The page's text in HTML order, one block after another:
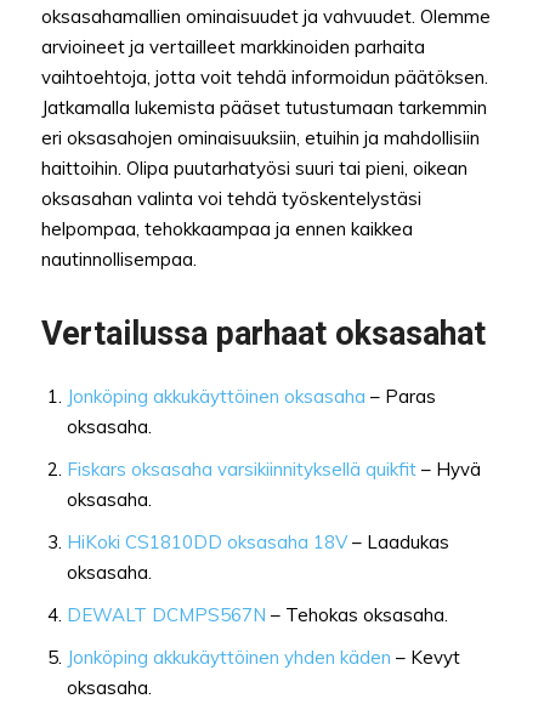
oksasahamallien ominaisuudet ja vahvuudet. Olemme
arvioineet ja vertailleet markkinoiden parhaita
vaihtoehtoja, jotta voit tehdä informoidun päätöksen.
Jatkamalla lukemista pääset tutustumaan tarkemmin
eri oksasahojen ominaisuuksiin, etuihin ja mahdollisiin
haittoihin. Olipa puutarhatyösi suuri tai pieni, oikean
oksasahan valinta voi tehdä työskentelystäsi
helpompaa, tehokkaampaa ja ennen kaikkea
nautinnollisempaa.
Vertailussa parhaat oksasahat
Jonköping akkukäyttöinen oksasaha – Paras
oksasaha.
Fiskars oksasaha varsikiinnityksellä quikfit – Hyvä
oksasaha.
HiKoki CS1810DD oksasaha 18V– Laadukas
oksasaha.
DEWALT DCMPS567N – Tehokas oksasaha.
Jonköping akkukäyttöinen yhden käden – Kevyt
oksasaha.